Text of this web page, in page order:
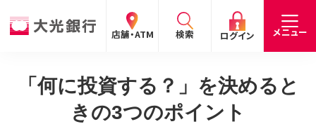
店舗・ATM 検索 ログイン メニュー
閉じる
手数料 預金金利 お問合わせ
閉じる
個人のお客さま
閉じる
「何に投資する？」を決めると
きの3つのポイント